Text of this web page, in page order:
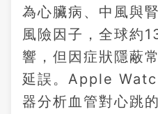
為心臟病、中風與
風險因子，全球約
響，但因症狀隱蔽
延誤。Apple
器分析血管對心跳